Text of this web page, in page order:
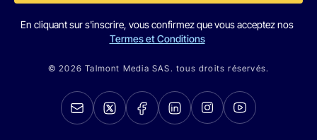
En cliquant sur s'inscrire, vous confirmez que vous acceptez nos
Termes et Conditions
© 2026 Talmont Media SAS. tous droits réservés.